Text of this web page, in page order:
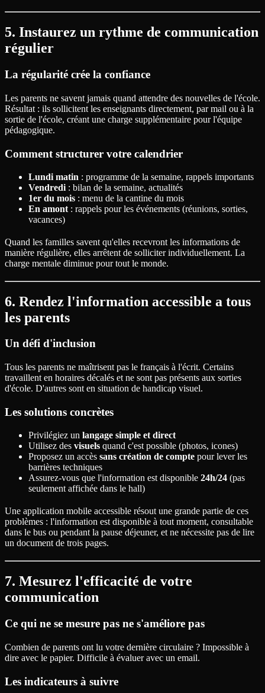
5. Instaurez un rythme de communication
régulier
La régularité crée la confiance
Les parents ne savent jamais quand attendre des nouvelles de l'école.
Résultat : ils sollicitent les enseignants directement, par mail ou à la
sortie de l'école, créant une charge supplémentaire pour l'équipe
pédagogique.
Comment structurer votre calendrier
Lundi matin : programme de la semaine, rappels importants
Vendredi : bilan de la semaine, actualités
1er du mois : menu de la cantine du mois
En amont : rappels pour les événements (réunions, sorties,
vacances)
Quand les familles savent qu'elles recevront les informations de
manière régulière, elles arrêtent de solliciter individuellement. La
charge mentale diminue pour tout le monde.
6. Rendez l'information accessible a tous
les parents
Un défi d'inclusion
Tous les parents ne maîtrisent pas le français à l'écrit. Certains
travaillent en horaires décalés et ne sont pas présents aux sorties
d'école. D'autres sont en situation de handicap visuel.
Les solutions concrètes
Privilégiez un langage simple et direct
Utilisez des visuels quand c'est possible (photos, icones)
Proposez un accès sans création de compte pour lever les
barrières techniques
Assurez-vous que l'information est disponible 24h/24 (pas
seulement affichée dans le hall)
Une application mobile accessible résout une grande partie de ces
problèmes : l'information est disponible à tout moment, consultable
dans le bus ou pendant la pause déjeuner, et ne nécessite pas de lire
un document de trois pages.
7. Mesurez l'efficacité de votre
communication
Ce qui ne se mesure pas ne s'améliore pas
Combien de parents ont lu votre dernière circulaire ? Impossible à
dire avec le papier. Difficile à évaluer avec un email.
Les indicateurs à suivre